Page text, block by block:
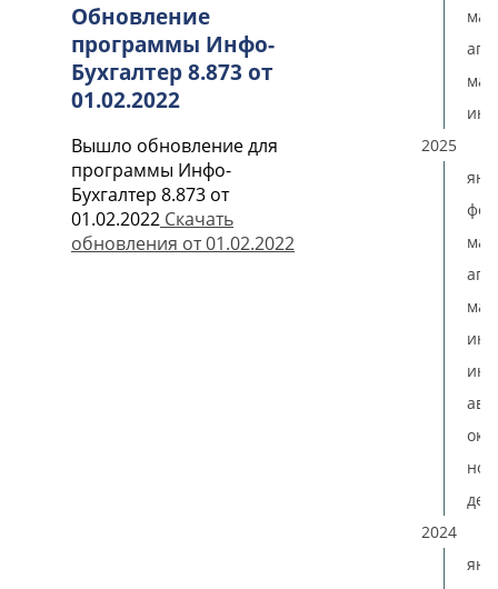
Обновление
программы Инфо-
Бухгалтер 8.873 от
01.02.2022
Вышло обновление для
программы Инфо-
Бухгалтер 8.873 от
01.02.2022 Скачать
обновления от 01.02.2022
мая
2025
мая
2024